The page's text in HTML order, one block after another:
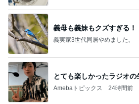
義母も義妹もクズすぎる！
義実家3世代同居やめました。
とても楽しかったラジオの
Amebaトピックス 24時間前